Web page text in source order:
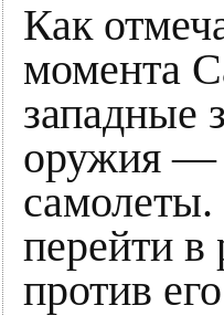
Как
момента
западные
оружия —
перейти в
против